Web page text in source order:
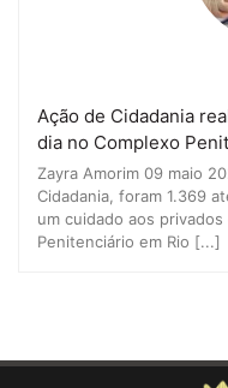
Ação de Cidadania
dia no Complexo
Zayra Amorim 09 maio
Cidadania, foram 1.369
um cuidado aos
Penitenciário em Rio [...]